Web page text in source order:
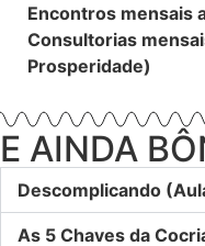
Encontros mensais
Consultorias
Prosperidade)
E AINDA
Descomplicando
As 5 Chaves da